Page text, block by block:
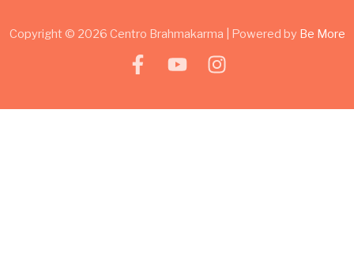
Copyright © 2026 Centro Brahmakarma | Powered by Be More